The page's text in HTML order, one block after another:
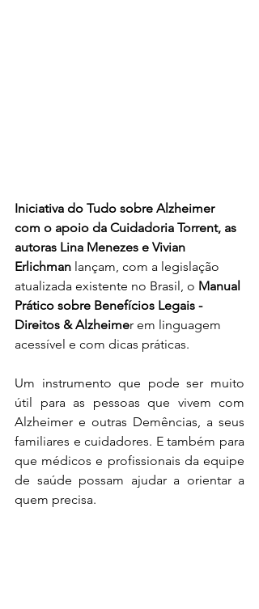
Iniciativa do Tudo sobre Alzheimer
com o apoio da Cuidadoria Torrent, as
autoras Lina Menezes e Vivian
Erlichman lançam, com a legislação
atualizada existente no Brasil, o Manual
Prático sobre Benefícios Legais -
Direitos & Alzheimer em linguagem
acessível e com dicas práticas.
Um instrumento que pode ser muito
útil para as pessoas que vivem com
Alzheimer e outras Demências, a seus
familiares e cuidadores. E também para
que médicos e profissionais da equipe
de saúde possam ajudar a orientar a
quem precisa.